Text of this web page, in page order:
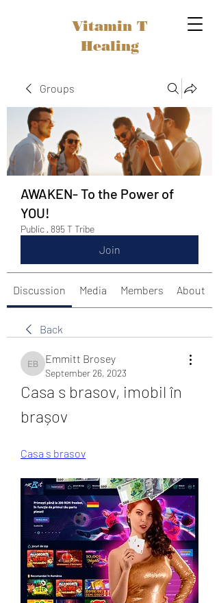
Vitamin T
Healing
Groups
AWAKEN- To the Power of
YOU!
Public · 895 T Tribe
Join
Discussion Media Members About
Back
Emmitt Brosey
Emmitt Brosey
September 26, 2023
Casa s brasov, imobil în
brașov
Casa s brasov